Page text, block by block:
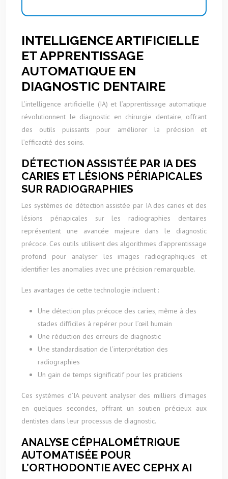
INTELLIGENCE ARTIFICIELLE
ET APPRENTISSAGE
AUTOMATIQUE EN
DIAGNOSTIC DENTAIRE
L’intelligence artificielle (IA) et l’apprentissage automatique
révolutionnent le diagnostic en chirurgie dentaire, offrant
des outils puissants pour améliorer la précision et
l’efficacité des soins.
DÉTECTION ASSISTÉE PAR IA DES
CARIES ET LÉSIONS PÉRIAPICALES
SUR RADIOGRAPHIES
Les systèmes de détection assistée par IA des caries et des
lésions périapicales sur les radiographies dentaires
représentent une avancée majeure dans le diagnostic
précoce. Ces outils utilisent des algorithmes d’apprentissage
profond pour analyser les images radiographiques et
identifier les anomalies avec une précision remarquable.
Les avantages de cette technologie incluent :
Une détection plus précoce des caries, même à des
stades difficiles à repérer pour l’œil humain
Une réduction des erreurs de diagnostic
Une standardisation de l’interprétation des
radiographies
Un gain de temps significatif pour les praticiens
Ces systèmes d’IA peuvent analyser des milliers d’images
en quelques secondes, offrant un soutien précieux aux
dentistes dans leur processus de diagnostic.
ANALYSE CÉPHALOMÉTRIQUE
AUTOMATISÉE POUR
L’ORTHODONTIE AVEC CEPHX AI